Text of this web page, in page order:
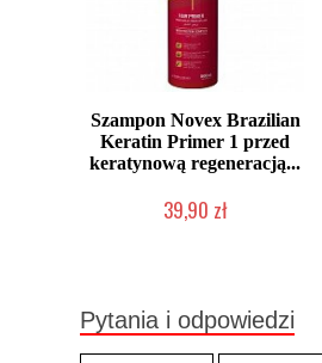
Szampon Novex Brazilian
Keratin Primer 1 przed
keratynową regeneracją...
39,90 zł
Pytania i odpowiedzi